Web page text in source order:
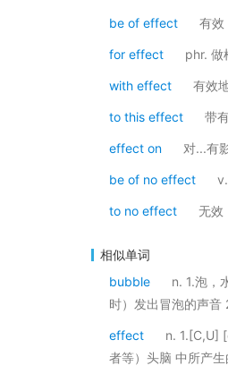
be of effect 有效
for effect phr. 做
with effect 有效
to this effect 带
effect on 对...有
be of no effect
to no effect 无效
相似单词
bubble
n. 1.泡，
时）发出冒泡的声音
effect
n. 1.[C,U]
者等）头脑 中所产生